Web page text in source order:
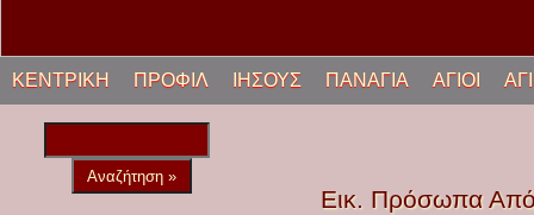
ΚΕΝΤΡΙΚΗ ΠΡΟΦΙΛ ΙΗΣΟΥΣ ΠΑΝΑΓΙΑ ΑΓΙΟΙ
Εικ. Πρόσωπα